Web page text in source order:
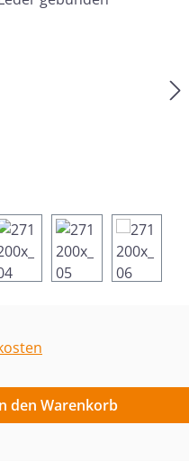
gewünschten
den Warenkorb